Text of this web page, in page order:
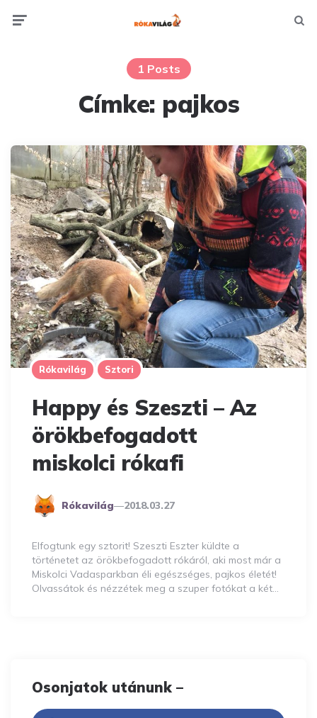
1 Posts
Címke: pajkos
Rókavilág Sztori
Happy és Szeszti – Az
örökbefogadott
miskolci rókafi
Posted
Rókavilág 2018.03.27
Elfogtunk egy sztorit! Szeszti Eszter küldte a
történetet az örökbefogadott rókáról, aki most már a
Miskolci Vadasparkban éli egészséges, pajkos életét!
Olvassátok és nézzétek meg a szuper fotókat a két…
Osonjatok utánunk –